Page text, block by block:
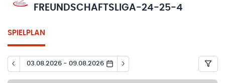
FREUNDSCHAFTSLIGA-24-25-4
SPIELPLAN
03.08.2026 - 09.08.2026